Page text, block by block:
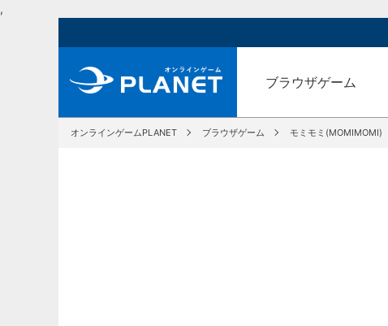
,
ブラウザゲーム
オンラインゲームPLANET ブラウザゲーム モミモミ(MOMIMOMI)